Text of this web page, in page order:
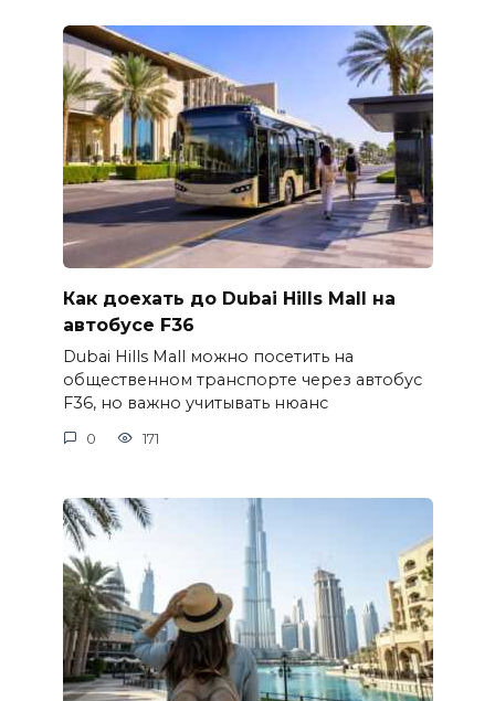
Как доехать до Dubai Hills Mall на
автобусе F36
Dubai Hills Mall можно посетить на
общественном транспорте через автобус
F36, но важно учитывать нюанс
0 171